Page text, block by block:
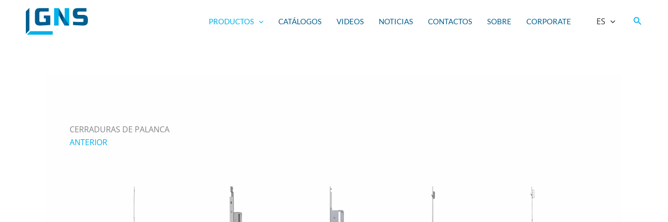
contenido
PRODUCTOS CATÁLOGOS VIDEOS NOTICIAS CONTACTOS SOBRE CORPORATE ES Buscar
CERRADURAS DE PALANCA
ANTERIOR